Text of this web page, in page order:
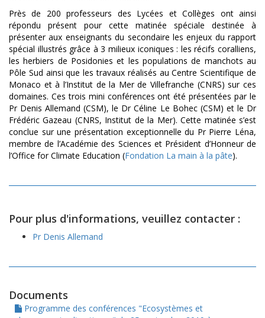
Près de 200 professeurs des Lycées et Collèges ont ainsi
répondu présent pour cette matinée spéciale destinée à
présenter aux enseignants du secondaire les enjeux du rapport
spécial illustrés grâce à 3 milieux iconiques : les récifs coralliens,
les herbiers de Posidonies et les populations de manchots au
Pôle Sud ainsi que les travaux réalisés au Centre Scientifique de
Monaco et à l’Institut de la Mer de Villefranche (CNRS) sur ces
domaines. Ces trois mini conférences ont été présentées par le
Pr Denis Allemand (CSM), le Dr Céline Le Bohec (CSM) et le Dr
Frédéric Gazeau (CNRS, Institut de la Mer).Cette matinée s’est
conclue sur une présentation exceptionnelle du Pr Pierre Léna,
membre de l’Académie des Sciences et Président d’Honneur de
l’Office for Climate Education (Fondation La main à la pâte).
Pour plus d'informations, veuillez contacter :
Pr Denis Allemand
Documents
Programme des conférences "Ecosystèmes et